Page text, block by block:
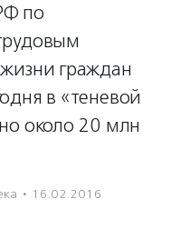
по
граждан
в «теневой
около 20 млн
· 16.02.2016